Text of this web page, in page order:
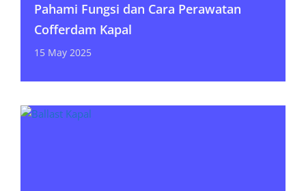
Pahami Fungsi dan Cara Perawatan
Cofferdam Kapal
15 May 2025